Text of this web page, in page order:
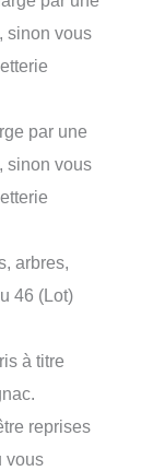
sinon vous
par une
sinon vous
arbres,
46 (Lot)
à titre
reprises
vous